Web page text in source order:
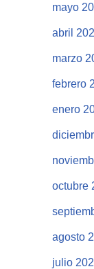
mayo
abril
marzo
febrero
enero
octubre
agosto
julio